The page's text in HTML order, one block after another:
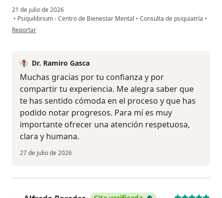
21 de julio de 2026
• Psiquilibrium - Centro de Bienestar Mental • Consulta de psiquiatría •
en opinión del usuario E. Mendoza
Reportar
Dr. Ramiro Gasca
Muchas gracias por tu confianza y por
compartir tu experiencia. Me alegra saber que
te has sentido cómoda en el proceso y que has
podido notar progresos. Para mí es muy
importante ofrecer una atención respetuosa,
clara y humana.
27 de julio de 2026